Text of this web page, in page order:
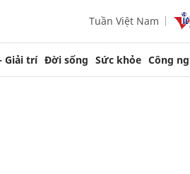
Tuần Việt Nam
Giải trí Đời sống Sức khỏe Công